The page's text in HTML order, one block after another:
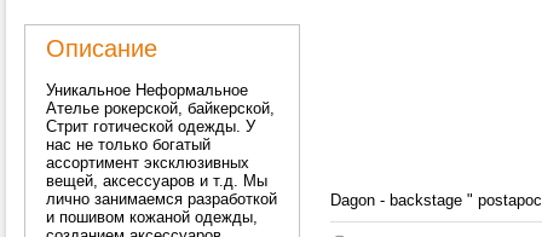
Описание
Уникальное Неформальное
Ателье рокерской, байкерской,
Стрит готической одежды. У
нас не только богатый
ассортимент эксклюзивных
вещей, аксессуаров и т.д. Мы
лично занимаемся разработкой
и пошивом кожаной одежды,
Dagon - backstage "